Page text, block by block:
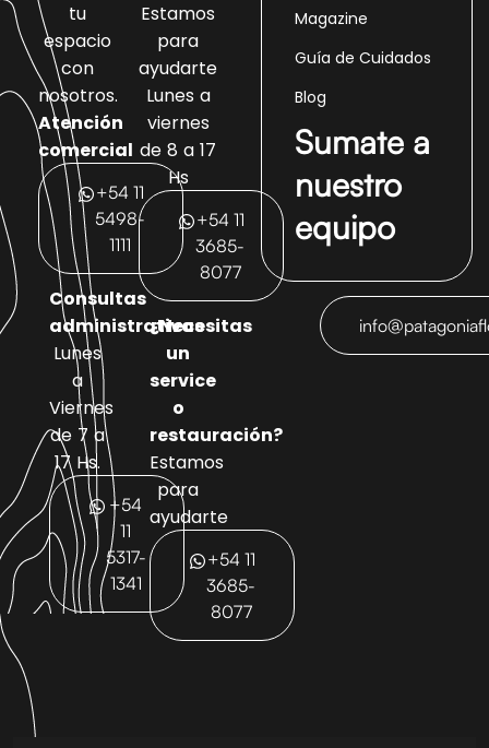
tu
espacio
con
nosotros.
Atención
comercial
+54 11
5498-
1111
Consultas
administrativas
Lunes
a
Viernes
de 7 a
17 Hs.
+54
11
5317-
1341
Estamos
para
ayudarte
Lunes a
viernes
de 8 a 17
Hs
+54 11
3685-
8077
¿Necesitas
un
service
o
restauración?
Estamos
para
ayudarte
+54 11
3685-
8077
Magazine
Guía de Cuidados
Blog
Sumate a
nuestro
equipo